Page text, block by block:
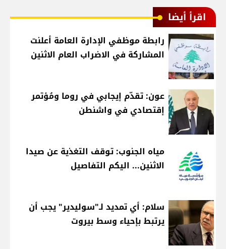
اقرأ أيضا
رابطة موظفي الإدارة العامة أعلنت
المشاركة في الاضراب العام الاثنين
عون: تقدّم إيجابي في روما ومُؤتمر
إقتصادي في واشنطن
مياه الجنوب: توقف التغذية عن صيدا
الاثنين... اليكم التفاصيل
سلام: أي تمديد لـ"سوليدير" يجب أن
يرتبط بإحياء وسط بيروت